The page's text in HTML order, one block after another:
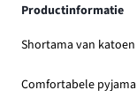
Productinformatie
Shortama van
Comfortabele